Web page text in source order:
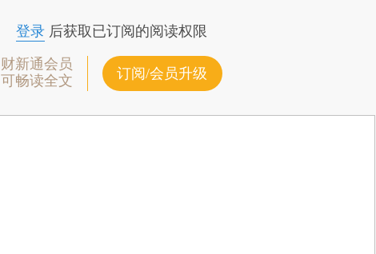
登录后获取已订阅的阅读权限
财新通会员
可畅读全文
订阅/会员升级